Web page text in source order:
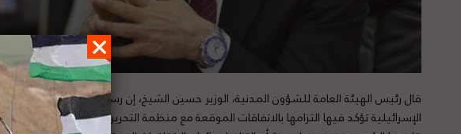
قال رئيس الهيئة العامة للشؤون المدنية، الوزير حسين الشيخ، إن رسالة رسمية وصلت
الإسرائيلية تؤكد فيها التزامها بالاتفاقات الموقعة مع منظمة التحرير. وأضاف الشيخ أنه